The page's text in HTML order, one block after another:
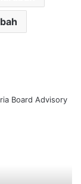
Board Advisory